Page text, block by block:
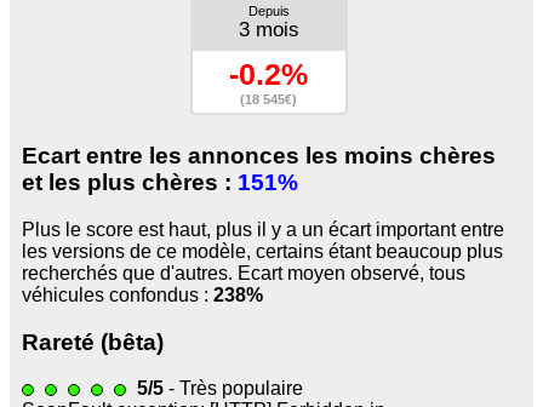
Depuis
3 mois
-0.2%
(18 545€)
Ecart entre les annonces les moins chères
et les plus chères : 151%
Plus le score est haut, plus il y a un écart important entre
les versions de ce modèle, certains étant beaucoup plus
recherchés que d'autres. Ecart moyen observé, tous
véhicules confondus : 238%
Rareté (bêta)
5/5 - Très populaire